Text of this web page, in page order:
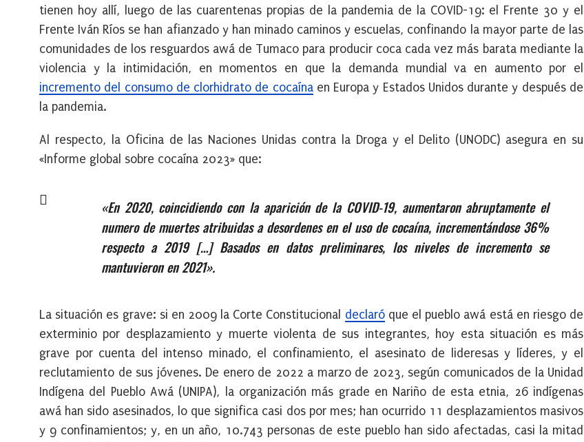
tienen hoy allí, luego de las cuarentenas propias de la pandemia de la COVID-19: el Frente 30 y el
Frente Iván Ríos se han afianzado y han minado caminos y escuelas, confinando la mayor parte de las
comunidades de los resguardos awá de Tumaco para producir coca cada vez más barata mediante la
violencia y la intimidación, en momentos en que la demanda mundial va en aumento por el
incremento del consumo de clorhidrato de cocaínaen Europa y Estados Unidos durante y después de
la pandemia.
Al respecto, la Oficina de las Naciones Unidas contra la Droga y el Delito (UNODC) asegura en su
«Informe global sobre cocaína 2023» que:
«En 2020, coincidiendo con la aparición de la COVID-19, aumentaron abruptamente el
numero de muertes atribuidas a desordenes en el uso de cocaína, incrementándose 36%
respecto a 2019 […] Basados en datos preliminares, los niveles de incremento se
mantuvieron en 2021».
La situación es grave: si en 2009 la Corte Constitucional declaróque el pueblo awá está en riesgo de
exterminio por desplazamiento y muerte violenta de sus integrantes, hoy esta situación es más
grave por cuenta del intenso minado, el confinamiento, el asesinato de lideresas y líderes, y el
reclutamiento de sus jóvenes. De enero de 2022 a marzo de 2023, según comunicados de la Unidad
Indígena del Pueblo Awá (UNIPA), la organización más grade en Nariño de esta etnia, 26 indígenas
awá han sido asesinados, lo que significa casi dos por mes; han ocurrido 11 desplazamientos masivos
y 9 confinamientos; y, en un año, 10.743 personas de este pueblo han sido afectadas, casi la mitad